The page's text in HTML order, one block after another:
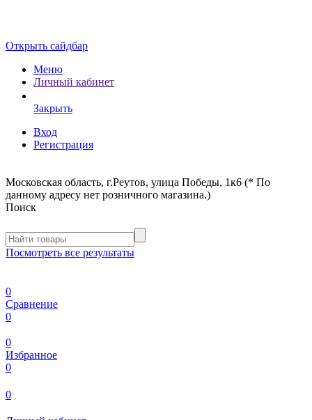
Открыть сайдбар
Меню
Личный кабинет
Закрыть
Вход
Регистрация
Московская область, г.Реутов, улица Победы, 1к6 (* По
данному адресу нет розничного магазина.)
Поиск
Посмотреть все результаты
0
Сравнение
0
0
Избранное
0
0